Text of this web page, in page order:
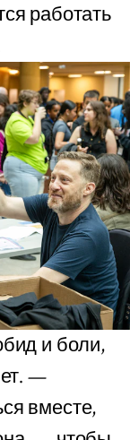
работать
и боли,
—
вместе,